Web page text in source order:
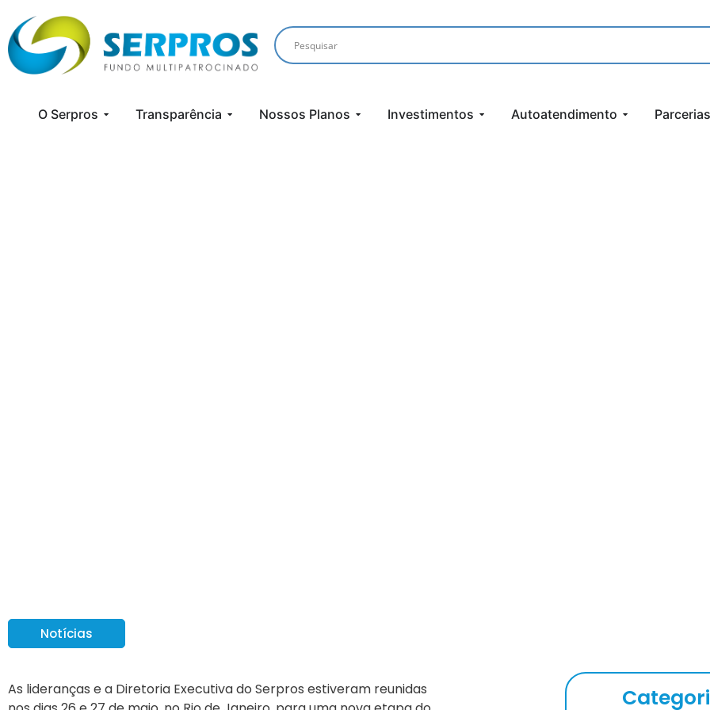
O Serpros Transparência Nossos Planos Investimentos Autoatendimento Parcerias
Notícias
As lideranças e a Diretoria Executiva do Serpros estiveram reunidas